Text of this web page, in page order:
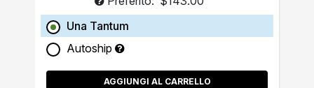
Una Tantum
Autoship
AGGIUNGI AL CARRELLO